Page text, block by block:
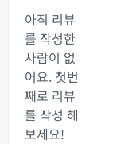
아직 리뷰
를 작성한
사람이 없
어요. 첫번
째로 리뷰
를 작성 해
보세요!